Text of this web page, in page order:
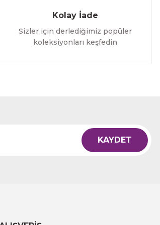
Kolay İade
Sizler için derlediğimiz popüler
koleksiyonları keşfedin
KAYDET